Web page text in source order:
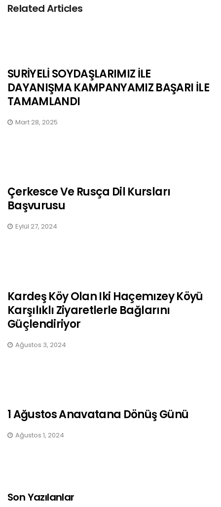
Related Articles
SURİYELİ SOYDAŞLARIMIZ İLE
DAYANIŞMA KAMPANYAMIZ BAŞARI İLE
TAMAMLANDI
Mart 28, 2025
Çerkesce Ve Rusça Dil Kursları
Başvurusu
Eylül 27, 2024
Kardeş Köy Olan Iki Haçemızey Köyü
Karşılıklı Ziyaretlerle Bağlarını
Güçlendiriyor
Ağustos 3, 2024
1 Ağustos Anavatana Dönüş Günü
Ağustos 1, 2024
Son Yazılanlar